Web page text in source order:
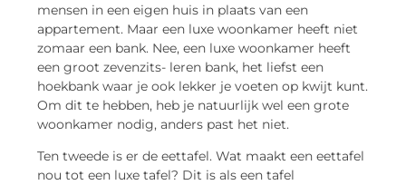
mensen in een eigen huis in plaats van een
appartement. Maar een luxe woonkamer heeft niet
zomaar een bank. Nee, een luxe woonkamer heeft
een groot zevenzits- leren bank, het liefst een
hoekbank waar je ook lekker je voeten op kwijt kunt.
Om dit te hebben, heb je natuurlijk wel een grote
woonkamer nodig, anders past het niet.
Ten tweede is er de eettafel. Wat maakt een eettafel
nou tot een luxe tafel? Dit is als een tafel